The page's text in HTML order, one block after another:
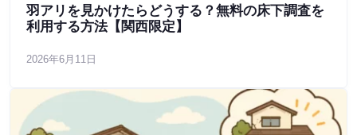
羽アリを見かけたらどうする？無料の床下調査を
利用する方法【関西限定】
2026年6月11日